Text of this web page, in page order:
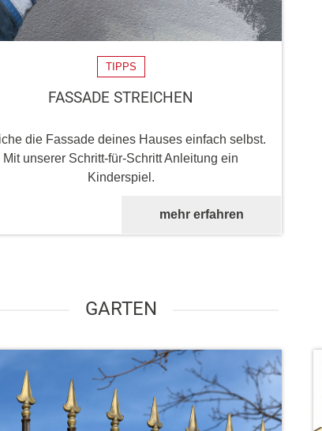
TIPPS
FASSADE STREICHEN
die Fassade deines Hauses einfach selbst.
Mit unserer Schritt-für-Schritt Anleitung ein
Kinderspiel.
mehr erfahren
GARTEN